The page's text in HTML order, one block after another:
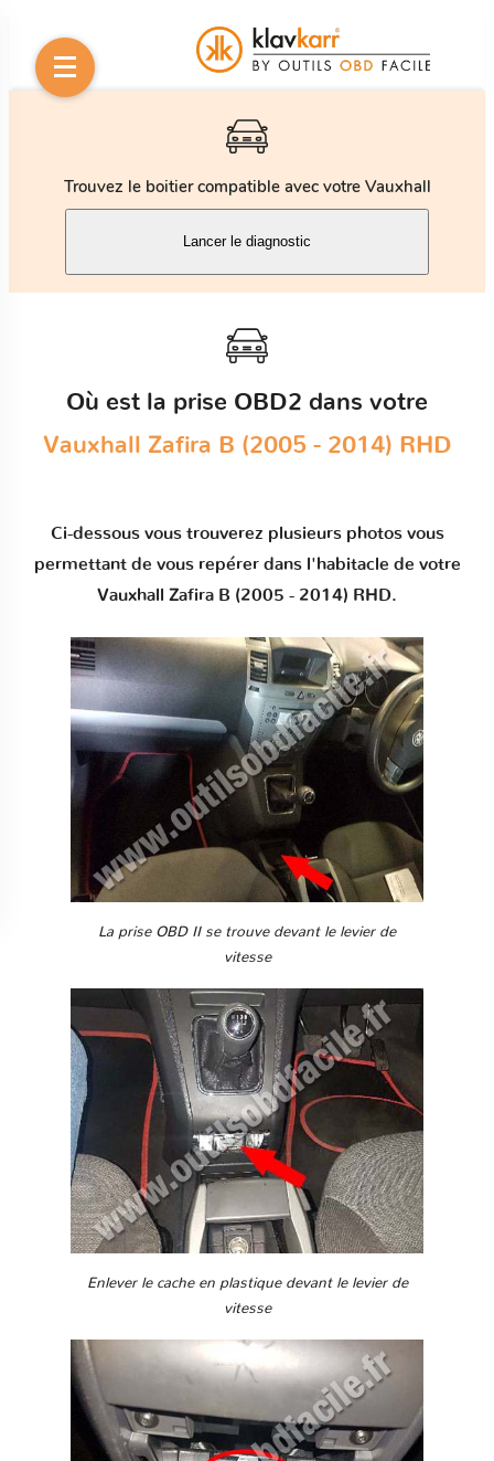
Trouvez le boitier compatible avec votre Vauxhall
Lancer le diagnostic
Où est la prise OBD2 dans votre
Vauxhall Zafira B (2005 - 2014) RHD
Ci-dessous vous trouverez plusieurs photos vous
permettant de vous repérer dans l'habitacle de votre
Vauxhall Zafira B (2005 - 2014) RHD.
La prise OBD II se trouve devant le levier de
vitesse
Enlever le cache en plastique devant le levier de
vitesse